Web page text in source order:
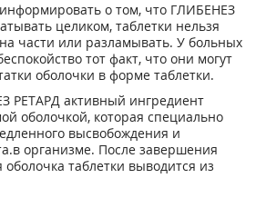
о том, что ГЛИБЕНЕЗ
целиком, таблетки нельзя
части или разламывать. У больных
тот факт, что они могут
оболочки в форме таблетки.
РЕТАРД активный ингредиент
оболочкой, которая специально
высвобождения и
организме. После завершения
оболочка таблетки выводится из